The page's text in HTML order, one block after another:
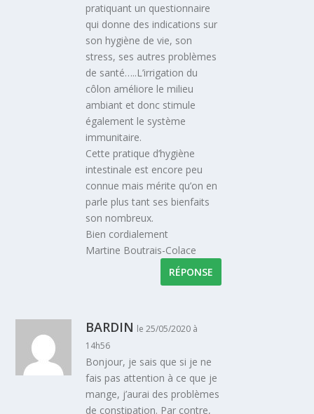
pratiquant un questionnaire
qui donne des indications sur
son hygiène de vie, son
stress, ses autres problèmes
de santé…..L’irrigation du
côlon améliore le milieu
ambiant et donc stimule
également le système
immunitaire.
Cette pratique d’hygiène
intestinale est encore peu
connue mais mérite qu’on en
parle plus tant ses bienfaits
son nombreux.
Bien cordialement
Martine Boutrais-Colace
RÉPONSE
BARDIN le 25/05/2020 à
14h56
Bonjour, je sais que si je ne
fais pas attention à ce que je
mange, j’aurai des problèmes
de constipation. Par contre,